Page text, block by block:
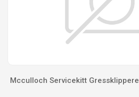
Mcculloch Servicekitt Gressklippere